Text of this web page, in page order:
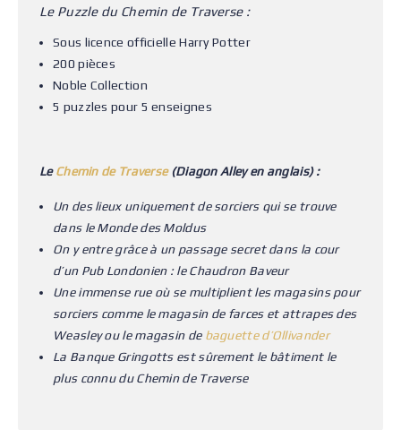
Le Puzzle du Chemin de Traverse :
Sous licence officielle Harry Potter
200 pièces
Noble Collection
5 puzzles pour 5 enseignes
LeChemin de Traverse(Diagon Alley en anglais) :
Un des lieux uniquement de sorciers qui se trouve
dans le Monde des Moldus
On y entre grâce à un passage secret dans la cour
d’un Pub Londonien : le Chaudron Baveur
Une immense rue où se multiplient les magasins pour
sorciers comme le magasin de farces et attrapes des
Weasley ou le magasin de baguette d’Ollivander
La Banque Gringotts est sûrement le bâtiment le
plus connu du Chemin de Traverse